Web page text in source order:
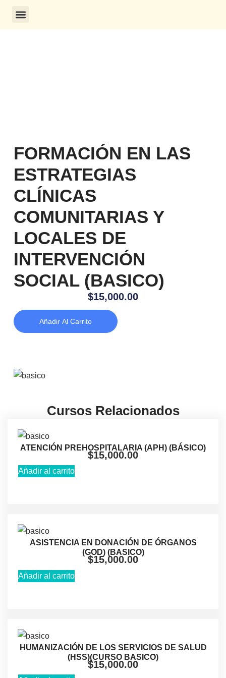
FORMACIÓN EN LAS
ESTRATEGIAS
CLÍNICAS
COMUNITARIAS Y
LOCALES DE
INTERVENCIÓN
SOCIAL (BASICO)
$15,000.00
Añadir Al Carrito
Cursos Relacionados
ATENCIÓN PREHOSPITALARIA (APH) (BÁSICO)
$15,000.00
Añadir al carrito
ASISTENCIA EN DONACIÓN DE ÓRGANOS
(GOD) (BASICO)
$15,000.00
Añadir al carrito
HUMANIZACIÓN DE LOS SERVICIOS DE SALUD
(HSS)(CURSO BASICO)
$15,000.00